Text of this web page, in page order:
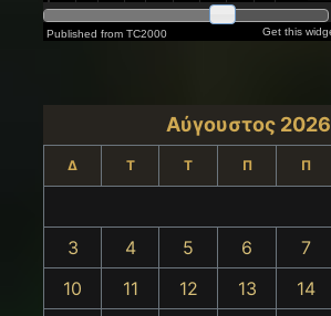
Αύγουστος 2026
Δ Τ Τ Π Π
3
4 5 6 7
10
11 12 13 14